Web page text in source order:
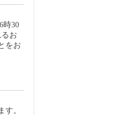
時30
お
をお
。